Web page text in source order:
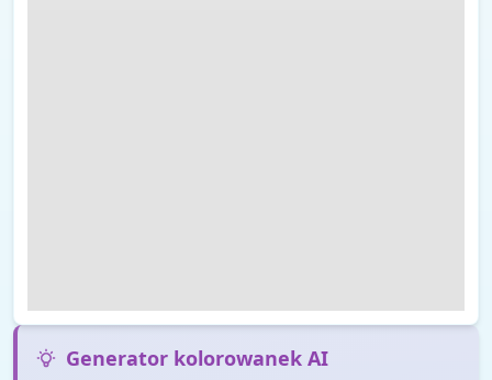
Generator kolorowanek AI